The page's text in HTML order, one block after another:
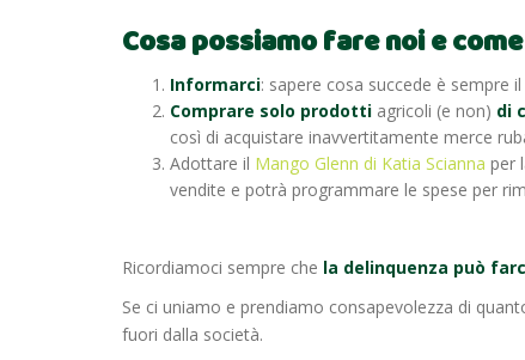
Cosa possiamo fare noi e
Informarci: sapere cosa succede è sempre
Comprare solo prodotti agricoli (e non) di
così di acquistare inavvertitamente merce
Adottare il Mango Glenn di Katia Scianna per
vendite e potrà programmare le spese per
Ricordiamoci sempre che la delinquenza può
Se ci uniamo e prendiamo consapevolezza di
fuori dalla società.